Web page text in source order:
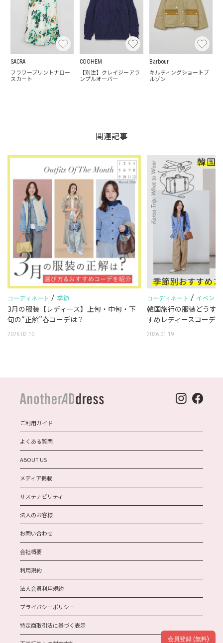
SACRA
フラワープリントナロー
スカート
COOHEM
【別注】クレイジーアラ
ンプルオーバー
Barbour
キルティングショートブ
ルゾン
関連記事
コーディネート / 季節
3月の服装【レディース】上旬・中旬・下
旬の“正解”春コーデは？
2026.02.10
コーディネート / イベント
韓国旅行の服装どうす
すめレディースコーデ
2026.01.19
ご利用ガイド
よくある質問
ABOUT US
メディア掲載
サステナビリティ
法人のお客様
お問い合わせ
会社概要
利用規約
法人会員利用規約
プライバシーポリシー
特定商取引法に基づく表示
会員登録 (無料)